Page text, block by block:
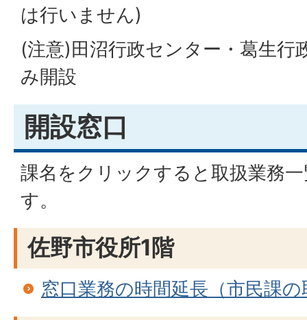
は行いません)
(注意)田沼行政センター・葛生行
み開設
開設窓口
課名をクリックすると取扱業務
す。
佐野市役所1階
窓口業務の時間延長（市民課